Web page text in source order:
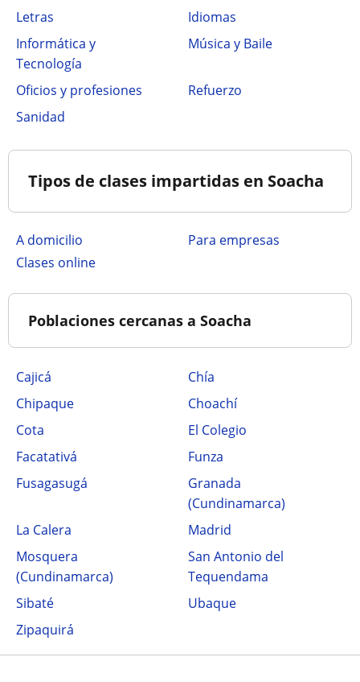
Letras
Idiomas
Informática y
Tecnología
Música y Baile
Oficios y profesiones
Refuerzo
Sanidad
Tipos de clases impartidas en Soacha
a domicilio
para empresas
clases online
Poblaciones cercanas a Soacha
Cajicá
Chía
Chipaque
Choachí
Cota
El Colegio
Facatativá
Funza
Fusagasugá
Granada
(Cundinamarca)
La Calera
Madrid
Mosquera
(Cundinamarca)
San Antonio del
Tequendama
Sibaté
Ubaque
Zipaquirá